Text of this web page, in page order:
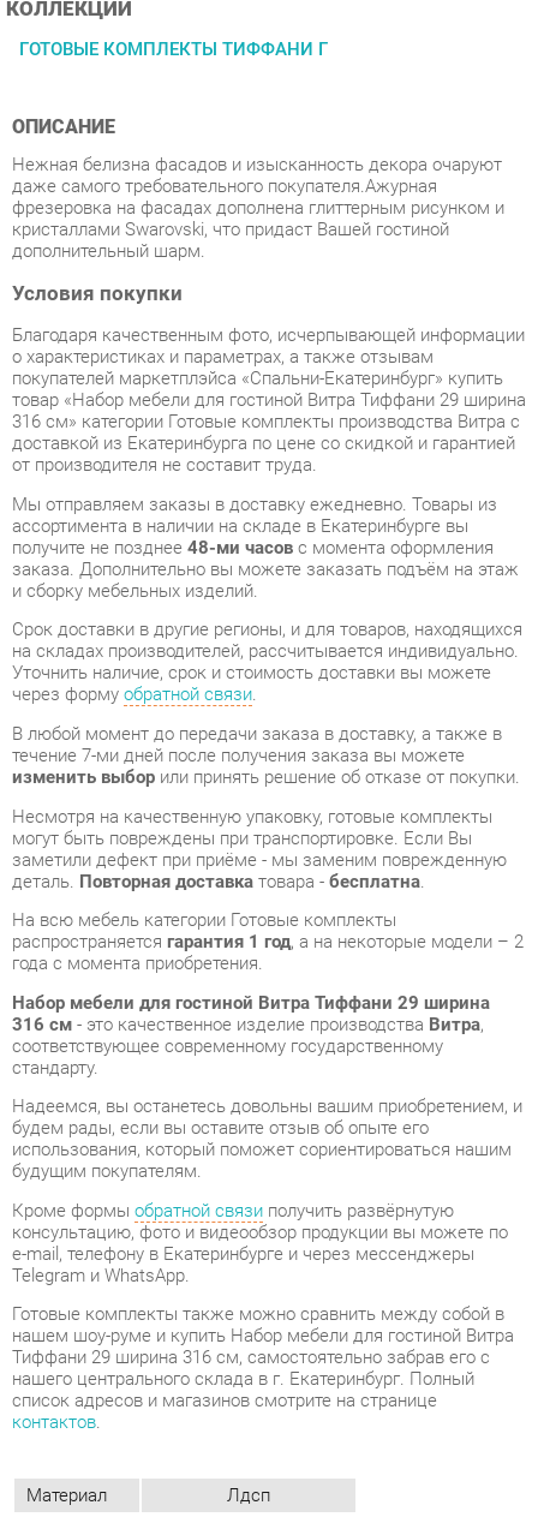
ОПИСАНИЕ
даже самого требовательного покупателя.Ажурная
фрезеровка на фасадах дополнена глиттерным рисунком и
кристаллами Swarovski, что придаст Вашей гостиной
дополнительный шарм.
Условия покупки
Благодаря качественным фото, исчерпывающей информации
покупателей маркетплэйса «Спальни-Екатеринбург» купить
316 см» категории Готовые комплекты производства Витра с
доставкой из Екатеринбурга по цене со скидкой и гарантией
от производителя не составит труда.
Мы отправляем заказы в доставку ежедневно. Товары из
ассортимента в наличии на складе в Екатеринбурге вы
получите не позднее48-ми часовс момента оформления
и сборку мебельных изделий.
Срок доставки в другие регионы, и для товаров, находящихся
на складах производителей, рассчитывается индивидуально.
Уточнить наличие, срок и стоимость доставки вы можете
через форму обратной связи
В любой момент до передачи заказа в доставку, а также в
течение 7-ми дней после получения заказа вы можете
изменить выборили принять решение об отказе от покупки.
Несмотря на качественную упаковку, готовые комплекты
могут быть повреждены при транспортировке. Если Вы
заметили дефект при приёме - мы заменим поврежденную
деталь.Повторная доставка товара -бесплатна.
На всю мебель категории Готовые комплекты
распространяетсягарантия 1 год, а на некоторые модели – 2
года с момента приобретения.
316 см- это качественное изделие производства
соответствующее современному государственному
стандарту.
Надеемся, вы останетесь довольны вашим приобретением, и
будем рады, если вы оставите отзыв об опыте его
использования, который поможет сориентироваться нашим
будущим покупателям.
Кроме формы обратной связиполучить развёрнутую
консультацию, фото и видеообзор продукции вы можете по
e-mail, телефону в Екатеринбурге и через мессенджеры
Telegram и WhatsApp.
Готовые комплекты также можно сравнить между собой в
нашем шоу-руме и купить Набор мебели для гостиной Витра
Тиффани 29 ширина 316 см, самостоятельно забрав его с
нашего центрального склада в г. Екатеринбург. Полный
список адресов и магазинов смотрите на странице
контактов
Материал Лдсп
Ширина, мм
3160
ОТЗЫВЫ